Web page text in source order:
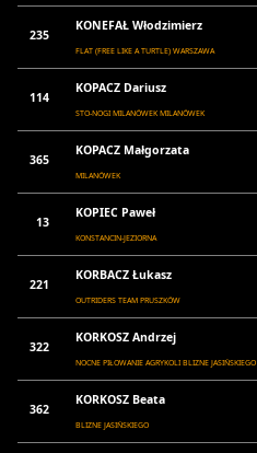
235
KONEFAŁ Włodzimierz
FLAT (FREE LIKE A TURTLE) WARSZAWA
114
KOPACZ Dariusz
STO-NOGI MILANÓWEK MILANÓWEK
365
KOPACZ Małgorzata
MILANÓWEK
13
KOPIEC Paweł
KONSTANCIN-JEZIORNA
221
KORBACZ Łukasz
OUTRIDERS TEAM PRUSZKÓW
322
KORKOSZ Andrzej
NOCNE PIŁOWANIE AGRYKOLI BLIZNE JASIŃSKIEGO
362
KORKOSZ Beata
BLIZNE JASIŃSKIEGO